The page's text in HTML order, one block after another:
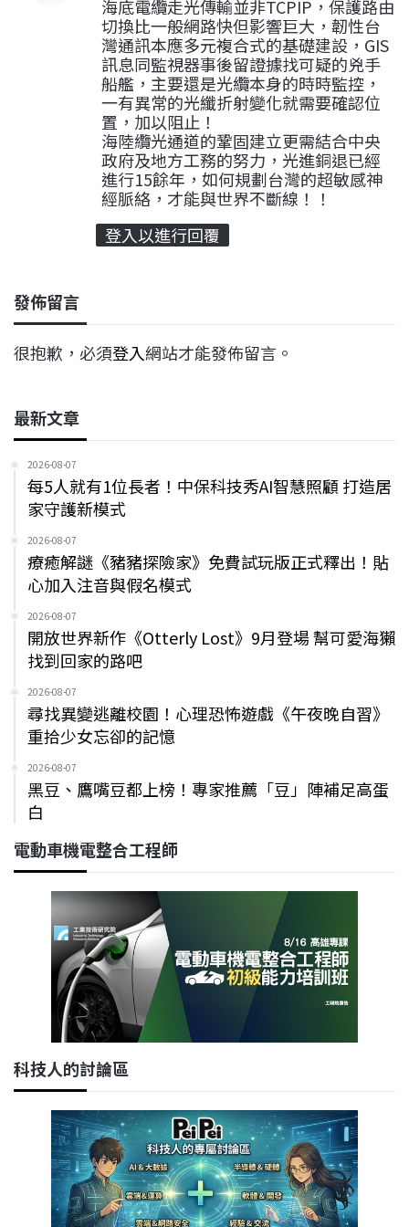
海底電纜走光傳輸並非TCPIP，保護路由
切換比一般網路快但影響巨大，韌性台
灣通訊本應多元複合式的基礎建設，GIS
訊息同監視器事後留證據找可疑的兇手
船艦，主要還是光纜本身的時時監控，
一有異常的光纖折射變化就需要確認位
置，加以阻止！
海陸纜光通道的鞏固建立更需結合中央
政府及地方工務的努力，光進銅退已經
進行15餘年，如何規劃台灣的超敏感神
經脈絡，才能與世界不斷線！！
登入以進行回覆
發佈留言
很抱歉，必須登入網站才能發佈留言。
最新文章
2026-08-07
每5人就有1位長者！中保科技秀AI智慧照顧 打造居
家守護新模式
2026-08-07
療癒解謎《豬豬探險家》免費試玩版正式釋出！貼
心加入注音與假名模式
2026-08-07
開放世界新作《Otterly Lost》9月登場 幫可愛海獺
找到回家的路吧
2026-08-07
尋找異變逃離校園！心理恐怖遊戲《午夜晚自習》
重拾少女忘卻的記憶
2026-08-07
黑豆、鷹嘴豆都上榜！專家推薦「豆」陣補足高蛋
白
電動車機電整合工程師
科技人的討論區